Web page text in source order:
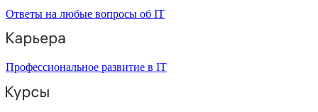
Ответы на любые вопросы об IT
Профессиональное развитие в IT